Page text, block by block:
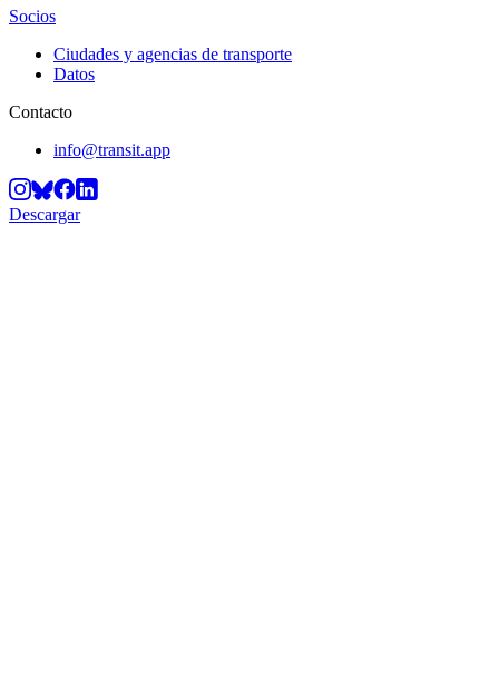
Socios
Ciudades y agencias de transporte
Datos
Contacto
info@transit.app
Descargar